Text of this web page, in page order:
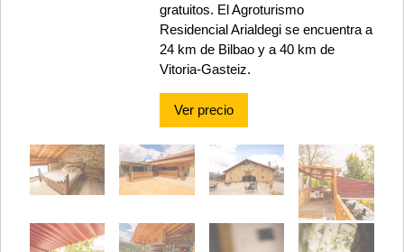
gratuitos. El Agroturismo
Residencial Arialdegi se encuentra a
24 km de Bilbao y a 40 km de
Vitoria-Gasteiz.
Ver precio